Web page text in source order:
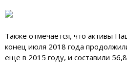
Также отмечается, что активы
конец июля 2018 года
еще в 2015 году, и составили